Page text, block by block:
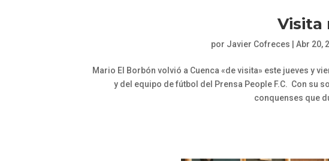
Visita
por Javier Cofreces Abr 20,
Mario El Borbón volvió a Cuenca «de visita» este jueves y
y del equipo de fútbol del Prensa People F.C. Con su
conquenses que